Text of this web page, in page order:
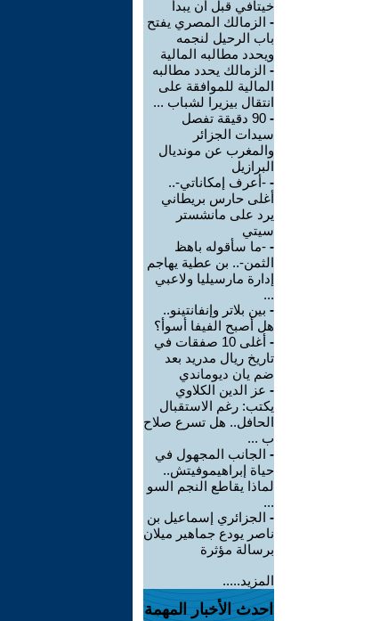
خيتافي قبل أن يبدأ
- الزمالك المصري يفتح
باب الرحيل لنجمه
ويحدد مطالبه المالية
- الزمالك يحدد مطالبه
المالية للموافقة على
انتقال بيزيرا لشباب ...
-
90 دقيقة تفصل
سيدات الجزائر
والمغرب عن مونديال
البرازيل
- -أعرف إمكاناتي-..
أغلى حارس بريطاني
يرد على مانشستر
سيتي
- -ما سأقوله باهظ
الثمن-.. بن عطية يهاجم
إدارة مارسيليا ولاعبي
...
- بين بلاتر وإنفانتينو..
هل أصبح الفيفا أسوأ؟
-
أغلى 10 صفقات في
تاريخ ريال مدريد بعد
ضم يان ديوماندي
- عز الدين الكلاوي
يكتب: رغم الاستقبال
الحافل.. هل تسرع صلاح
ب ...
- الجانب المجهول في
حياة إبراهيموفيتش..
لماذا يقاطع النجم السو
...
- الجزائري إسماعيل بن
ناصر يودع جماهير ميلان
برسالة مؤثرة
المزيد.....
احدث الأخبار المهمة